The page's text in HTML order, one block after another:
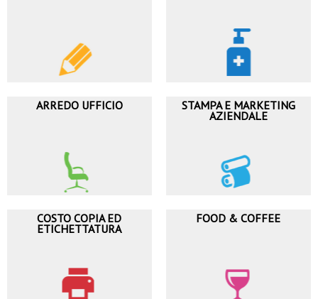
ARREDO UFFICIO STAMPA E MARKETING
AZIENDALE
COSTO COPIA ED
ETICHETTATURA
FOOD & COFFEE